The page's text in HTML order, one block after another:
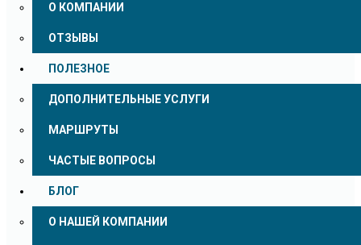
О КОМПАНИИ
ОТЗЫВЫ
ПОЛЕЗНОЕ
ДОПОЛНИТЕЛЬНЫЕ УСЛУГИ
МАРШРУТЫ
ЧАСТЫЕ ВОПРОСЫ
БЛОГ
О НАШЕЙ КОМПАНИИ